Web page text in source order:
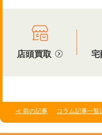
店頭買取 宅
≪ 前の記事 コラム記事一覧